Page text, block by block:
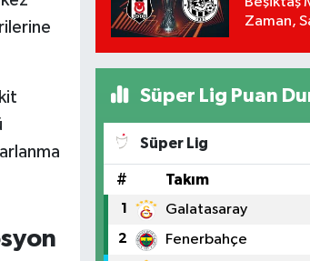
Zaman,
Süper Lig Puan
Süper Lig
# Takım
1 Galatasaray
2 Fenerbahçe